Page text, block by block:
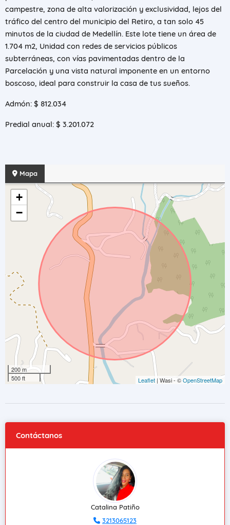
campestre, zona de alta valorización y exclusividad, lejos del
tráfico del centro del municipio del Retiro, a tan solo 45
minutos de la ciudad de Medellín. Este lote tiene un área de
1.704 m2, Unidad con redes de servicios públicos
subterráneas, con vías pavimentadas dentro de la
Parcelación y una vista natural imponente en un entorno
boscoso, ideal para construir la casa de tus sueños.
Admón: $ 812.034
Predial anual: $ 3.201.072
Mapa
+
−
200 m
500 ft
Leaflet | Wasi - ©OpenStreetMap
Contáctanos
Catalina Patiño
3213065123